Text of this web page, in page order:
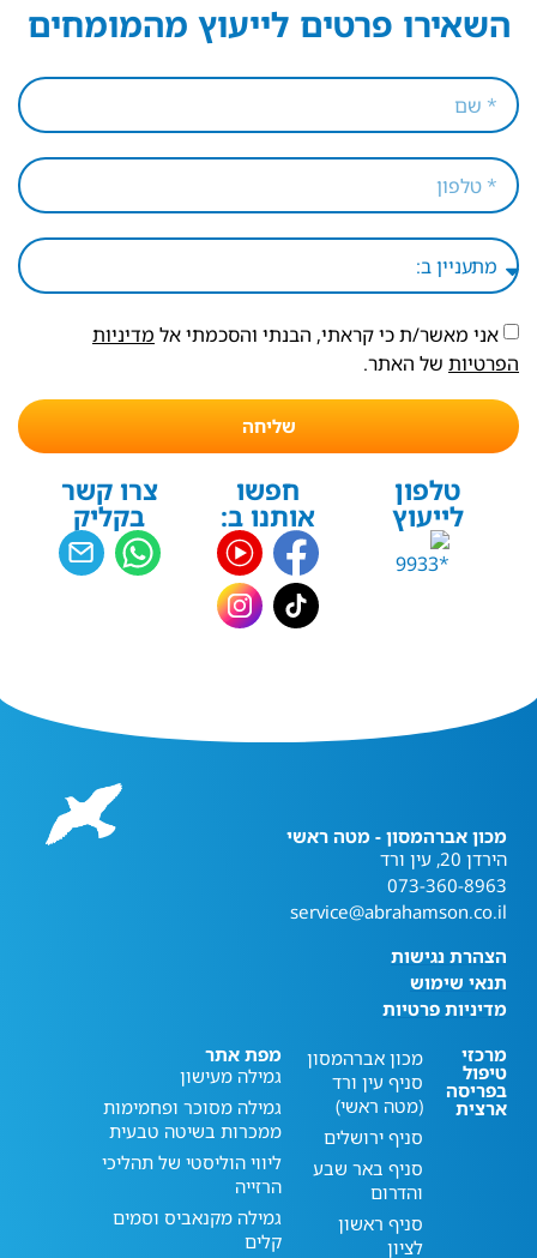
השאירו פרטים לייעוץ מהמומחים
אני מאשר/ת כי קראתי, הבנתי והסכמתי אל מדיניות
הפרטיות של האתר.
שליחה
טלפון
לייעוץ
חפשו
אותנו ב:
צרו קשר
בקליק
מכון אברהמסון - מטה ראשי
הירדן 20, עין ורד
073-360-8963
service@abrahamson.co.il
הצהרת נגישות
תנאי שימוש
מדיניות פרטיות
מרכזי
טיפול
בפריסה
ארצית
מכון אברהמסון
סניף עין ורד
(מטה ראשי)
סניף ירושלים
סניף באר שבע
והדרום
סניף ראשון
לציון
מפת אתר
גמילה מעישון
גמילה מסוכר ופחמימות
ממכרות בשיטה טבעית
ליווי הוליסטי של תהליכי
הרזייה
גמילה מקנאביס וסמים
קלים